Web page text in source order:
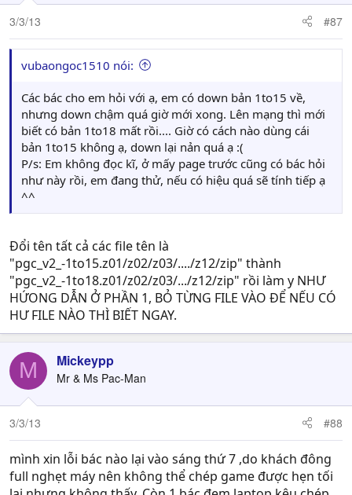
3/3/13 #87
vubaongoc1510 nói:
Các bác cho em hỏi với ạ, em có down bản 1to15 về,
nhưng down chậm quá giờ mới xong. Lên mạng thì mới
biết có bản 1to18 mất rồi.... Giờ có cách nào dùng cái
bản 1to15 không ạ, down lại nản quá ạ :(
P/s: Em không đọc kĩ, ở mấy page trước cũng có bác hỏi
như này rồi, em đang thử, nếu có hiệu quá sẽ tính tiếp ạ
^^
Đổi tên tất cả các file tên là
"pgc_v2_-1to15.z01/z02/z03/..../z12/zip" thành
"pgc_v2_-1to18.z01/z02/z03/.../z12/zip" rồi làm y NHƯ
HỨONG DẪN Ở PHẦN 1, BỎ TỪNG FILE VÀO ĐỂ NẾU CÓ
HƯ FILE NÀO THÌ BIẾT NGAY.
M Mickeypp
Mr & Ms Pac-Man
3/3/13 #88
mình xin lỗi bác nào lại vào sáng thứ 7 ,do khách đông
full nghẹt máy nên không thể chép game được hẹn tối